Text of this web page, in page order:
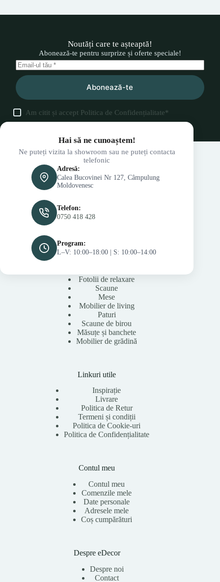
Noutăți care te așteaptă!
Abonează-te pentru surprize și oferte speciale!
Abonează-te
Am citit și accept Politica de Confidențialitate*
Hai să ne cunoaștem!
Ne puteți vizita la showroom sau ne puteți contacta
telefonic
Adresă:
Calea Bucovinei Nr 127, Câmpulung
Moldovenesc
Telefon:
0750 418 428
Program:
L–V: 10:00–18:00 | S: 10:00–14:00
Fotolii de relaxare
Scaune
Mese
Mobilier de living
Paturi
Scaune de birou
Măsuțe și banchete
Mobilier de grădină
Linkuri utile
Inspirație
Livrare
Politica de Retur
Termeni și condiții
Politica de Cookie-uri
Politica de Confidențialitate
Contul meu
Contul meu
Comenzile mele
Date personale
Adresele mele
Coș cumpărături
Despre eDecor
Despre noi
Contact